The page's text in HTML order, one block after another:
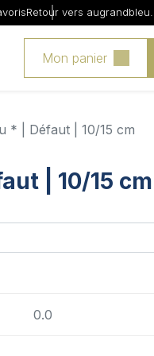
Retour vers
Mon panier
* | Défaut | 10/15 cm
| 10/15 cm